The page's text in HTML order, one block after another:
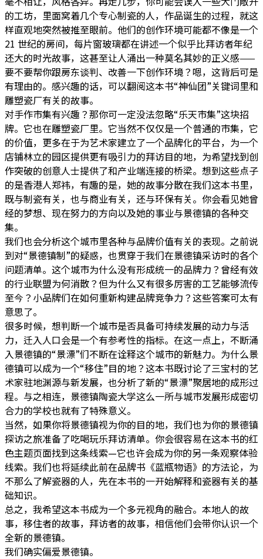
的工坊，里面窝着几个专心制瓷的人，作品诞生的过程，就这
样直观地突然被推至眼前。他们的创作环境可能都不像是一个
21 世纪的房间，每片窗玻璃都在讲述一个似乎比拜访者年纪
还大的时光故事，这甚至让人涌出一种莫名其妙的正义感——
要不要帮你跟房东谈判、改善一下创作环境？嗯，这背后可是
有理由的。感兴趣的话，可以翻阅这本书“神仙团”关键词里和
雕塑瓷厂有关的故事。
对手作市集有兴趣？那你可一定没法忽略“乐天市集”这块招
牌。它也在雕塑瓷厂里。它当然不仅仅是一个普通的市集，它
的价值，更多在于为艺术家建立了一个品牌化的平台，为一个
店铺林立的园区提供更有吸引力的拜访目的地，为希望找到创
作突破的创意人士提供了和产业端连接的桥梁。想到这些点子
的是香港人郑祎，有趣的是，她的故事分散在我们这本书里，
既与制瓷有关，也与商业有关，还与环保有关。你会看见她曾
经的梦想、现在努力的方向以及她的事业与景德镇的各种交
集。
我们也会分析这个城市里各种与品牌价值有关的表现。之前说
到对“景德镇制”的疑惑，也贯穿于我们在景德镇采访时的各个
问题清单。这个城市为什么没有形成统一的品牌力？曾经有效
的行业联盟为何消散？但为什么又有很多厉害的工艺能够流传
至今？小品牌们在如何重新构建品牌竞争力？这些答案可太有
意思了。
很多时候，想判断一个城市是否具备可持续发展的动力与活
力，迁入人口会是一个有参考性的指标。在这一点上，不断涌
入景德镇的“景漂”们不断在诠释这个城市的新魅力。为什么景
德镇可以成为一个“移住”目的地？这本书既讨论了三宝村的艺
术家驻地渊源与新发展，也分析了新的“景漂”聚居地的成形过
程。与之相连，景德镇陶瓷大学这么一所与城市发展形成密切
合力的学校也就有了特殊意义。
当然，如果你将景德镇视为你的目的地，我们也为你的景德镇
探访之旅准备了吃喝玩乐拜访清单。你会很容易在这本书的红
色主题页面找到这条线索—它也许会成为你的另一条观察体验
线索。我们也将延续此前在品牌书《蓝瓶物语》的方法论，为
不那么了解瓷器的人，先在本书的一开始解释和瓷器有关的基
础知识。
总之，我希望这本书成为一个多元视角的融合。本地人的故
事，移住者的故事，拜访者的故事，相信他们会带你认识一个
全新的景德镇。
我们确实偏爱景德镇。